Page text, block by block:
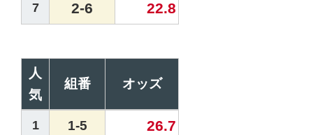
7 2-6 22.8
人
気
組番 オッズ
1 1-5 26.7